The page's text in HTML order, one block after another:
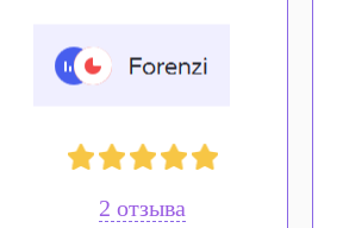
2 отзыва